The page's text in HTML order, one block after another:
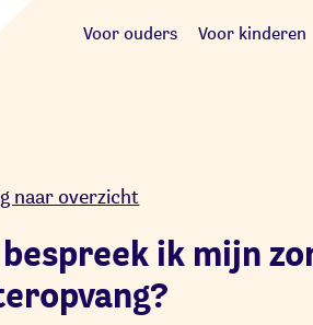
Voor ouders Voor kinderen
naar overzicht
ik mijn